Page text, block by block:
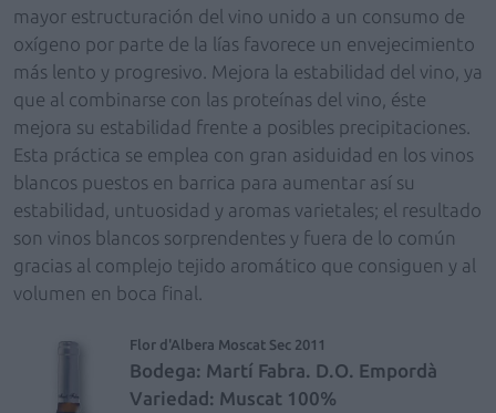
mayor estructuración del vino unido a un consumo de
oxígeno por parte de la lías favorece un envejecimiento
más lento y progresivo. Mejora la estabilidad del vino, ya
que al combinarse con las proteínas del vino, éste
mejora su estabilidad frente a posibles precipitaciones.
Esta práctica se emplea con gran asiduidad en los vinos
blancos puestos en barrica para aumentar así su
estabilidad, untuosidad y aromas varietales; el resultado
son vinos blancos sorprendentes y fuera de lo común
gracias al complejo tejido aromático que consiguen y al
volumen en boca final.
Flor d'Albera Moscat Sec 2011
Bodega: Martí Fabra. D.O. Empordà
Variedad: Muscat 100%